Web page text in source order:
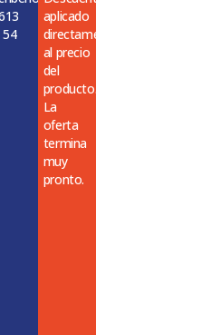
aplicado
directamente
al precio
del
producto.
La
oferta
termina
muy
pronto.